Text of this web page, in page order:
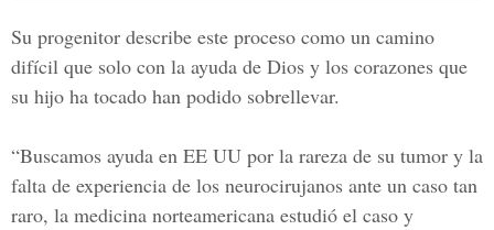
Su progenitor describe este proceso como un camino
difícil que solo con la ayuda de Dios y los corazones que
su hijo ha tocado han podido sobrellevar.
“Buscamos ayuda en EE UU por la rareza de su tumor y la
falta de experiencia de los neurocirujanos ante un caso tan
raro, la medicina norteamericana estudió el caso y